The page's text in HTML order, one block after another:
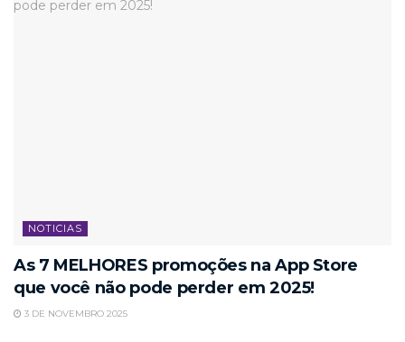
NOTICIAS
As 7 MELHORES promoções na App Store
que você não pode perder em 2025!
3 DE NOVEMBRO 2025